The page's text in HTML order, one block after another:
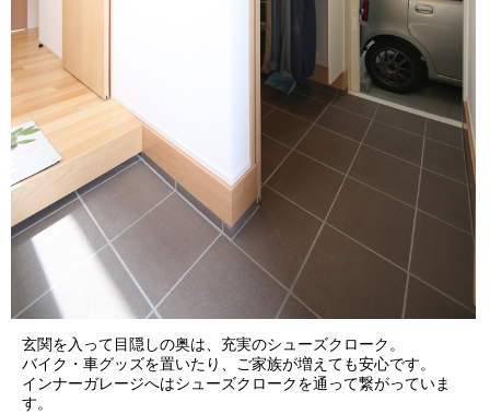
玄関を入って目隠しの奥は、充実のシューズクローク。
バイク・車グッズを置いたり、ご家族が増えても安心です。
インナーガレージへはシューズクロークを通って繋がっていま
す。